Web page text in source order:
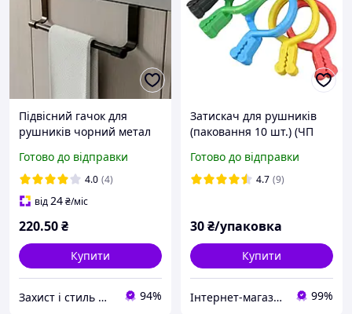
Підвісний гачок для
рушників чорний метал
Готово до відправки
4.0 (4)
від24₴/міс
220.50₴
Купити
Захист і стиль — в одному магазині 94%
Затискач для рушників
(паковання 10 шт.) (ЧП
Готово до відправки
4.7 (9)
30₴/упаковка
Купити
Інтернет-магазин Хозторг Харків - товари для дому, саду та городу оптом 99%